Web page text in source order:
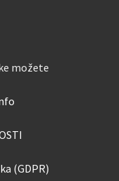
možete
(GDPR)